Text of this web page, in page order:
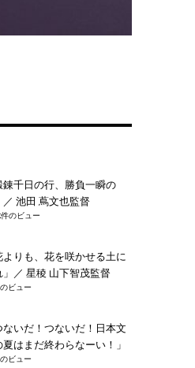
錬千日の行、勝負一瞬の
／ 池田 蔦文也監督
のビュー
よりも、花を咲かせる土に
」／ 星稜 山下智茂監督
ビュー
ないだ！つないだ！日本文
夏はまだ終わらなーい！」
ビュー